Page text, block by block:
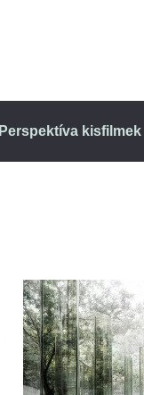
Perspektíva kisfilmek